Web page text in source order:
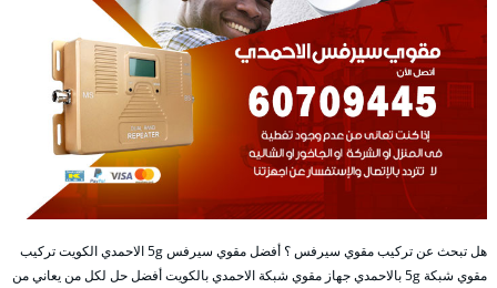
هل تبحث عن تركيب مقوي سيرفس ؟ أفضل مقوي سيرفس 5g الاحمدي الكويت تركيب
مقوي شبكة 5g بالاحمدي جهاز مقوي شبكة الاحمدي بالكويت أفضل حل لكل من يعاني من